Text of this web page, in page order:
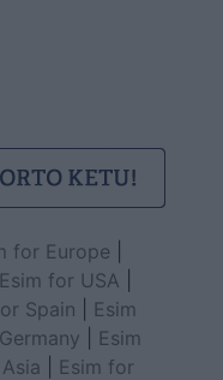
for Europe
Esim for USA
Spain
Esim
Esim
Esim for